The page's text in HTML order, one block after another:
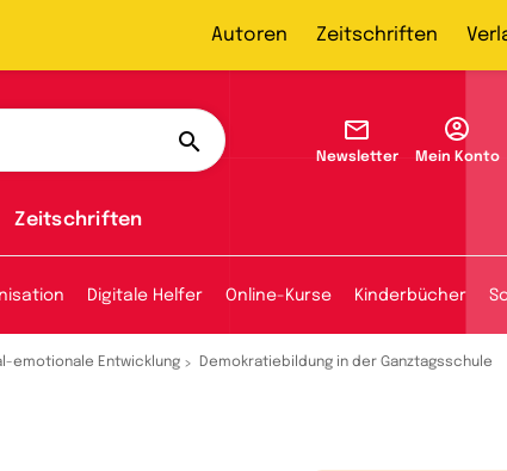
Autoren Zeitschriften
Newsletter Mein Konto
Zeitschriften
Digitale Helfer Online-Kurse Kinderbücher
emotionale Entwicklung Demokratiebildung in der Ganztagsschule